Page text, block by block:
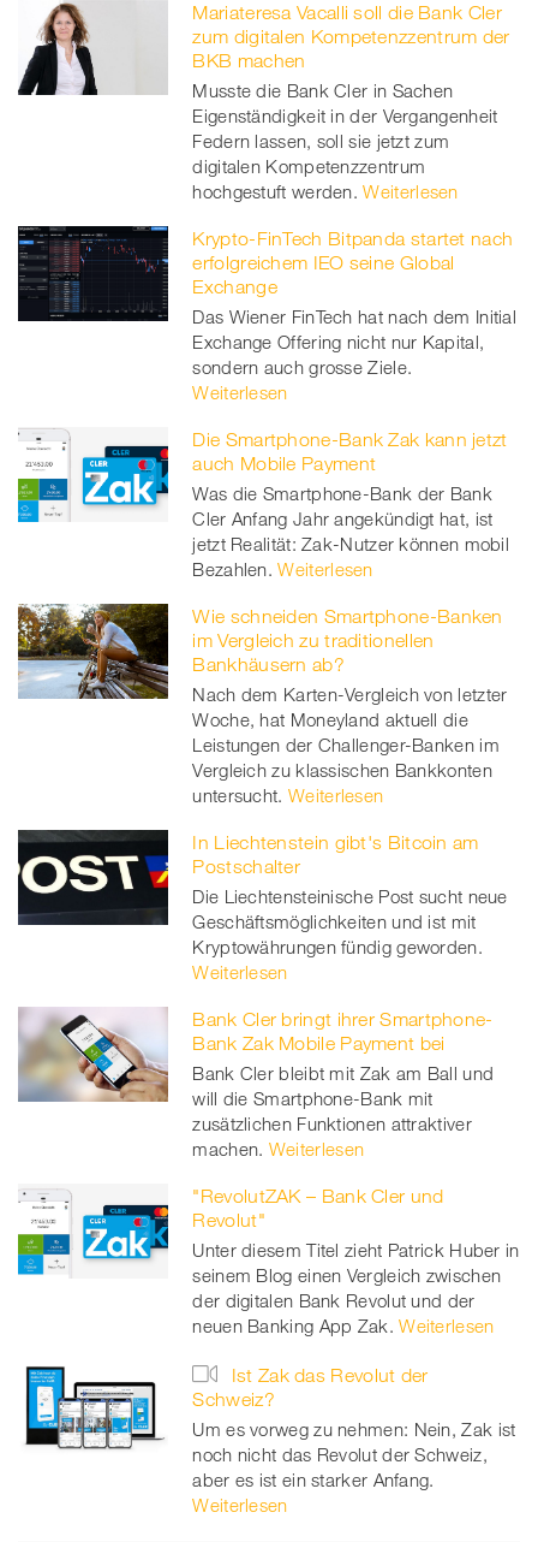
Mariateresa Vacalli soll die Bank Cler
zum digitalen Kompetenzzentrum der
BKB machen
Musste die Bank Cler in Sachen
Eigenständigkeit in der Vergangenheit
Federn lassen, soll sie jetzt zum
digitalen Kompetenzzentrum
hochgestuft werden. Weiterlesen
Krypto-FinTech Bitpanda startet nach
erfolgreichem IEO seine Global
Exchange
Das Wiener FinTech hat nach dem Initial
Exchange Offering nicht nur Kapital,
sondern auch grosse Ziele.
Weiterlesen
Die Smartphone-Bank Zak kann jetzt
auch Mobile Payment
Was die Smartphone-Bank der Bank
Cler Anfang Jahr angekündigt hat, ist
jetzt Realität: Zak-Nutzer können mobil
Bezahlen. Weiterlesen
Wie schneiden Smartphone-Banken
im Vergleich zu traditionellen
Bankhäusern ab?
Nach dem Karten-Vergleich von letzter
Woche, hat Moneyland aktuell die
Leistungen der Challenger-Banken im
Vergleich zu klassischen Bankkonten
untersucht. Weiterlesen
In Liechtenstein gibt's Bitcoin am
Postschalter
Die Liechtensteinische Post sucht neue
Geschäftsmöglichkeiten und ist mit
Kryptowährungen fündig geworden.
Weiterlesen
Bank Cler bringt ihrer Smartphone-
Bank Zak Mobile Payment bei
Bank Cler bleibt mit Zak am Ball und
will die Smartphone-Bank mit
zusätzlichen Funktionen attraktiver
machen. Weiterlesen
"RevolutZAK – Bank Cler und
Revolut"
Unter diesem Titel zieht Patrick Huber in
seinem Blog einen Vergleich zwischen
der digitalen Bank Revolut und der
neuen Banking App Zak.Weiterlesen
Ist Zak das Revolut der
Schweiz?
Um es vorweg zu nehmen: Nein, Zak ist
noch nicht das Revolut der Schweiz,
aber es ist ein starker Anfang.
Weiterlesen